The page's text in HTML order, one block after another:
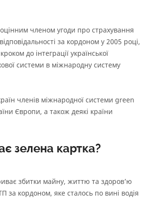
членом угоди про страхування
за кордоном у 2005 році,
до інтеграції української
системи в міжнародну систему
членів міжнародної системи green
Європи, а також деякі країни
зелена картка?
збитки майну, життю та здоровʼю
за кордоном, яке сталось по вині водія